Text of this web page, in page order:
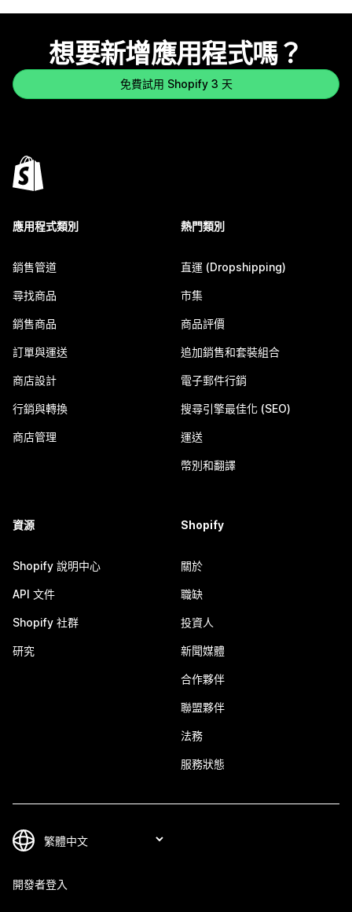
想要新增應用程式嗎？
免費試用 Shopify 3 天
應用程式類別
銷售管道
尋找商品
銷售商品
訂單與運送
商店設計
行銷與轉換
商店管理
熱門類別
直運 (Dropshipping)
市集
商品評價
追加銷售和套裝組合
電子郵件行銷
搜尋引擎最佳化 (SEO)
運送
幣別和翻譯
資源
Shopify 說明中心
API 文件
Shopify 社群
研究
Shopify
關於
職缺
投資人
新聞媒體
合作夥伴
聯盟夥伴
法務
服務狀態
開發者登入